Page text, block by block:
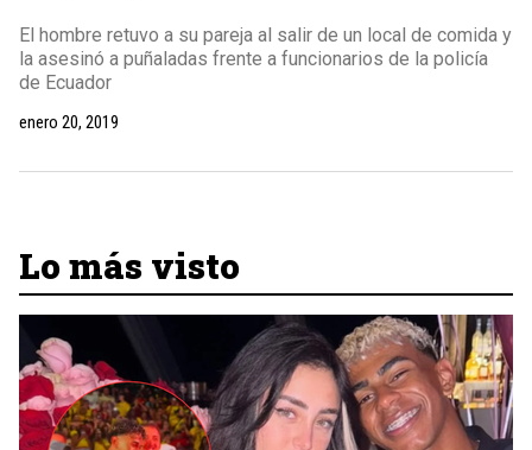
El hombre retuvo a su pareja al salir de un local de comida y
la asesinó a puñaladas frente a funcionarios de la policía
de Ecuador
enero 20, 2019
Lo más visto